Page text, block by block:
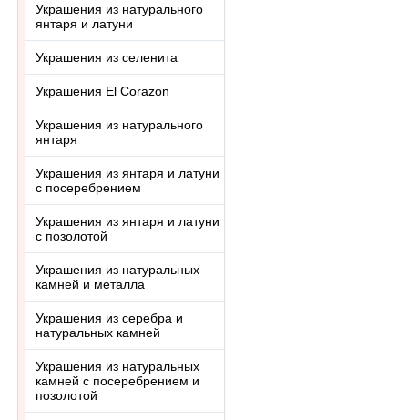
Украшения из натурального
янтаря и латуни
Украшения из селенита
Украшения El Corazon
Украшения из натурального
янтаря
Украшения из янтаря и латуни
с посеребрением
Украшения из янтаря и латуни
с позолотой
Украшения из натуральных
камней и металла
Украшения из серебра и
натуральных камней
Украшения из натуральных
камней с посеребрением и
позолотой